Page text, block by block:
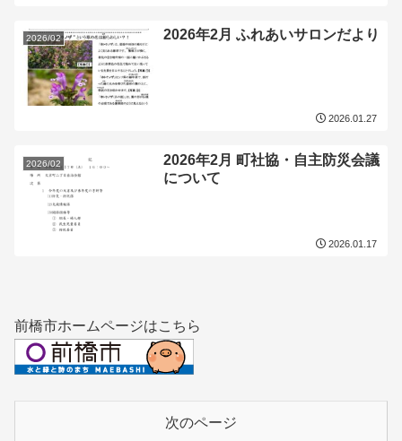
2026/02 2026年2月 ふれあいサロンだより
2026.01.27
2026/02
2026年2月 町社協・自主防災会議
について
2026.01.17
前橋市ホームページはこちら
次のページ